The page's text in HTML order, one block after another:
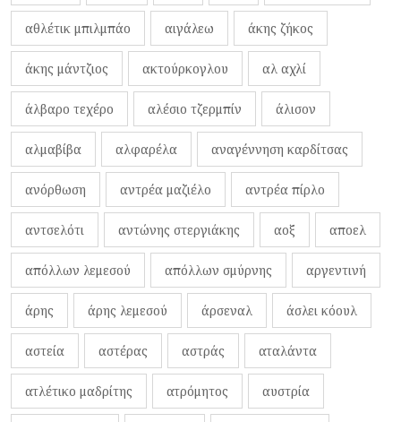
αθλέτικ μπιλμπάο αιγάλεω άκης ζήκος
άκης μάντζιος ακτούρκογλου αλ αχλί
άλβαρο τεχέρο αλέσιο τζερμπίν άλισον
αλμαβίβα αλφαρέλα αναγέννηση καρδίτσας
ανόρθωση αντρέα μαζιέλο αντρέα πίρλο
αντσελότι αντώνης στεργιάκης αοξ αποελ
απόλλων λεμεσού απόλλων σμύρνης αργεντινή
άρης άρης λεμεσού άρσεναλ άσλει κόουλ
αστεία αστέρας αστράς αταλάντα
ατλέτικο μαδρίτης ατρόμητος αυστρία